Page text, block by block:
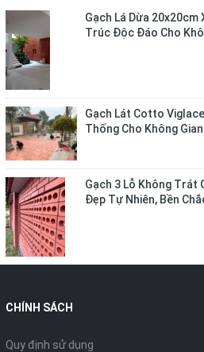
Gạch Lá Dừa 20x20cm
Trúc Độc Đáo Cho
Gạch Lát Cotto
Thống Cho Không
Gạch 3 Lỗ Không
Đẹp Tự Nhiên, Bền
CHÍNH SÁCH
Quy định sử dụng